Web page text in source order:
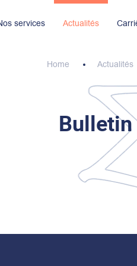
Nos implantations Nos
services Actualités
Nous rejoindre
Home Actualités